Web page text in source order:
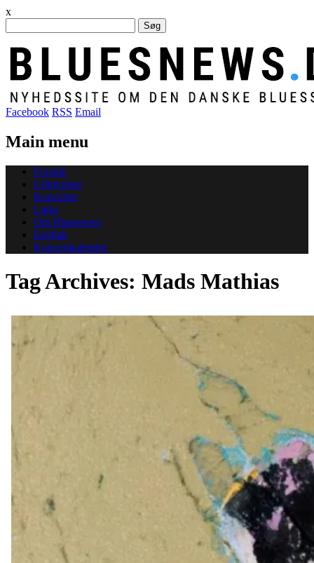
x
efter:
Facebook RSS Email
Main menu
Skip
content
Forside
Udgivelser
Koncerter
Links
Om Bluesnews
English
Koncertkalender
Tag Archives: Mads Mathias